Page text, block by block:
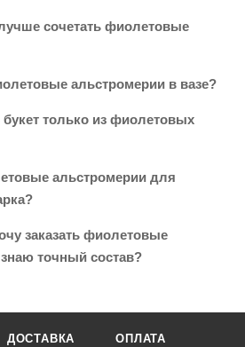
сочетать фиолетовые
альстромерии в вазе?
букет только из фиолетовых
альстромерии для
заказать фиолетовые
точный состав?
ДОСТАВКА ОПЛАТА